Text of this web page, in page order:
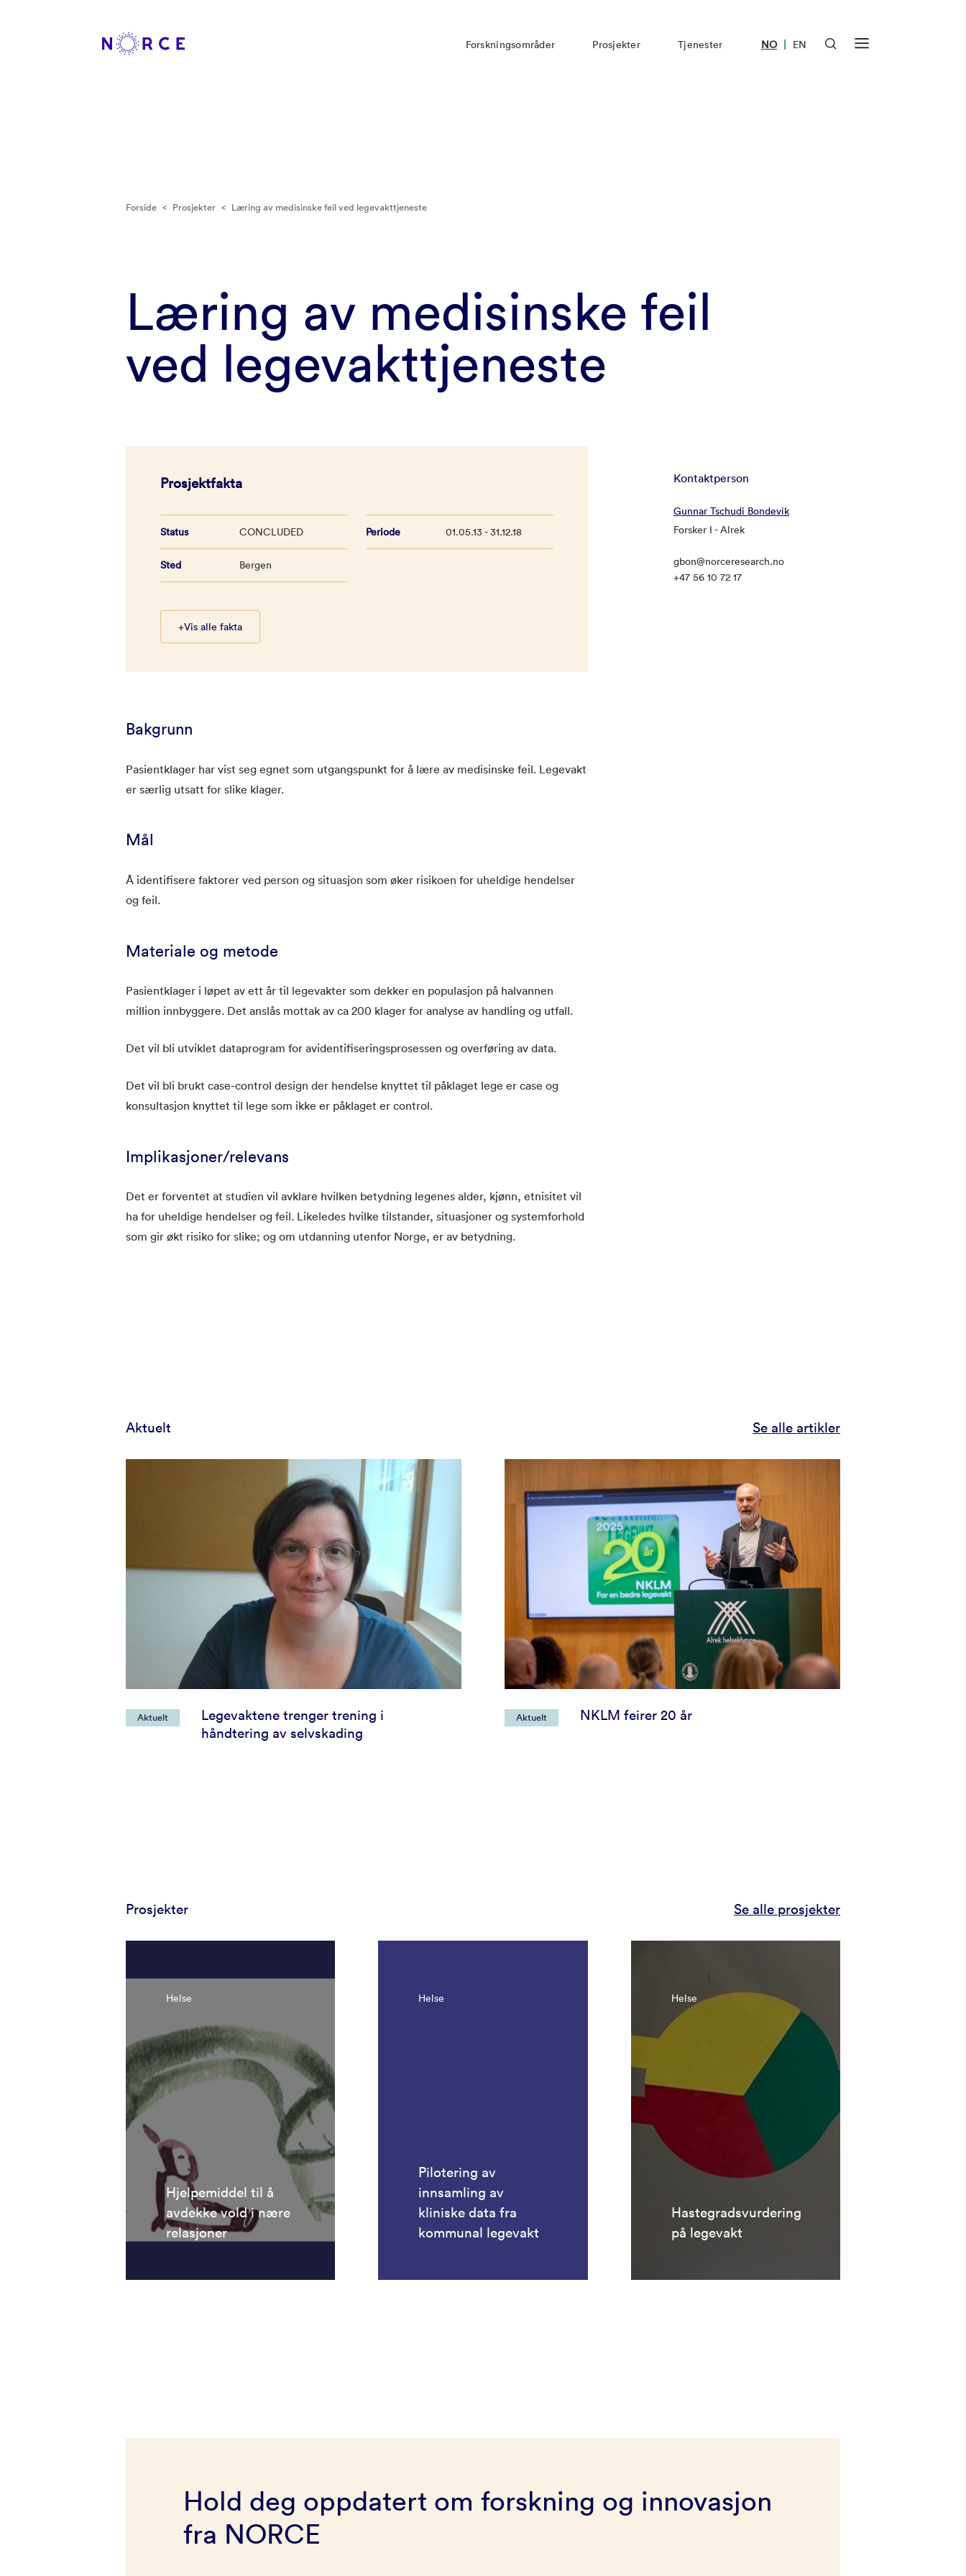
Forskningsområder Prosjekter Tjenester NO | EN
Forside < Prosjekter < Læring av medisinske feil ved legevakttjeneste
Læring av medisinske feil
ved legevakttjeneste
Prosjektfakta
Status CONCLUDED Periode 01.05.13 - 31.12.18
Sted Bergen
+Vis alle fakta
Bakgrunn
Pasientklager har vist seg egnet som utgangspunkt for å lære av medisinske feil. Legevakt
er særlig utsatt for slike klager.
Mål
Å identifisere faktorer ved person og situasjon som øker risikoen for uheldige hendelser
og feil.
Materiale og metode
Pasientklager i løpet av ett år til legevakter som dekker en populasjon på halvannen
million innbyggere. Det anslås mottak av ca 200 klager for analyse av handling og utfall.
Det vil bli utviklet dataprogram for avidentifiseringsprosessen og overføring av data.
Det vil bli brukt case-control design der hendelse knyttet til påklaget lege er case og
konsultasjon knyttet til lege som ikke er påklaget er control.
Implikasjoner/relevans
Det er forventet at studien vil avklare hvilken betydning legenes alder, kjønn, etnisitet vil
ha for uheldige hendelser og feil. Likeledes hvilke tilstander, situasjoner og systemforhold
som gir økt risiko for slike; og om utdanning utenfor Norge, er av betydning.
Kontaktperson
Gunnar Tschudi Bondevik
Forsker I - Alrek
gbon@norceresearch.no
+47 56 10 72 17
Aktuelt Se alle artikler
Aktuelt
Legevaktene trenger trening i
håndtering av selvskading
Aktuelt NKLM feirer 20 år
Prosjekter Se alle prosjekter
Helse
Hjelpemiddel til å
avdekke vold i nære
relasjoner
Helse
Pilotering av
innsamling av
kliniske data fra
kommunal legevakt
Helse
Hastegradsvurdering
på legevakt
Hold deg oppdatert om forskning og innovasjon
fra NORCE